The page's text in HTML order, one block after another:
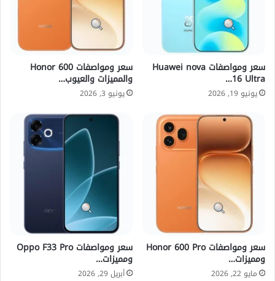
سعر ومواصفات Huawei nova
16 Ultra…
يونيو 19, 2026
سعر ومواصفات Honor 600
والمميزات والعيوب…
يونيو 3, 2026
سعر ومواصفات Honor 600 Pro
ومميزات…
مايو 22, 2026
سعر ومواصفات Oppo F33 Pro
ومميزات…
أبريل 29, 2026